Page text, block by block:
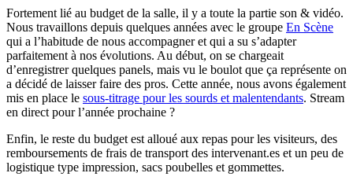
Fortement lié au budget de la salle, il y a toute la partie son & vidéo.
Nous travaillons depuis quelques années avec le groupe En Scène
qui a l’habitude de nous accompagner et qui a su s’adapter
parfaitement à nos évolutions. Au début, on se chargeait
d’enregistrer quelques panels, mais vu le boulot que ça représente on
a décidé de laisser faire des pros. Cette année, nous avons également
mis en place le sous-titrage pour les sourds et malentendants. Stream
en direct pour l’année prochaine ?
Enfin, le reste du budget est alloué aux repas pour les visiteurs, des
remboursements de frais de transport des intervenant.es et un peu de
logistique type impression, sacs poubelles et gommettes.